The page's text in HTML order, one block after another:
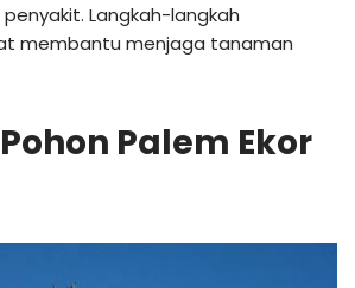
Langkah-langkah
membantu menjaga tanaman
Pohon Palem Ekor